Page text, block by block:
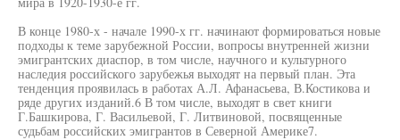
В конце 1980-х - начале 1990-х гг. начинают формироваться новые
подходы к теме зарубежной России, вопросы внутренней жизни
эмигрантских диаспор, в том числе, научного и культурного
наследия российского зарубежья выходят на первый план. Эта
тенденция проявилась в работах А.Л. Афанасьева, В.Костикова и
ряде других изданий.6 В том числе, выходят в свет книги
Г.Башкирова, Г. Васильевой, Г. Литвиновой, посвященные
судьбам российских эмигрантов в Северной Америке7.